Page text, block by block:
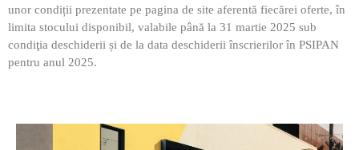
unor condiții prezentate pe pagina de site aferentă fiecărei oferte, în
limita stocului disponibil, valabile până la 31 martie 2025 sub
condiţia deschiderii și de la data deschiderii înscrierilor în PSIPAN
pentru anul 2025.